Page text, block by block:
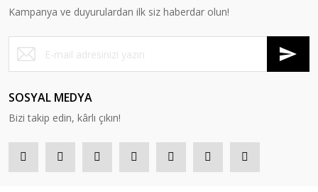
Kampanya ve duyurulardan ilk siz haberdar olun!
SOSYAL MEDYA
Bizi takip edin, kârlı çıkın!